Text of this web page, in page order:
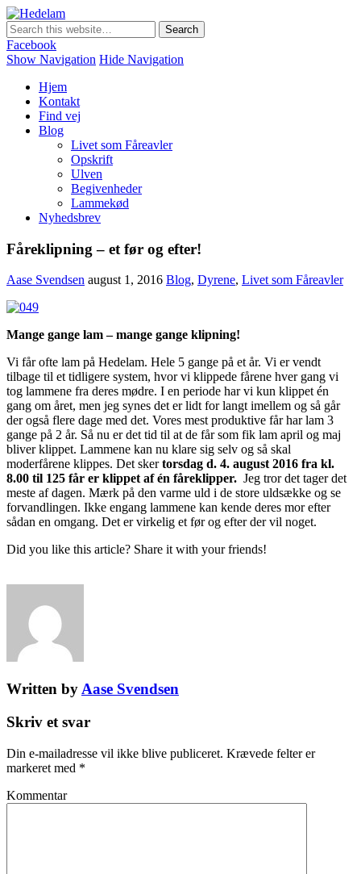
Danmarks bedste lammekød Direkte fra den Sønderjyske hede
Facebook
Show Navigation Hide Navigation
Hjem
Kontakt
Find vej
Blog
Livet som Fåreavler
Opskrift
Ulven
Begivenheder
Lammekød
Nyhedsbrev
Fåreklipning – et før og efter!
Aase Svendsen august 1, 2016 Blog, Dyrene, Livet som Fåreavler
Mange gange lam – mange gange klipning!
Vi får ofte lam på Hedelam. Hele 5 gange på et år. Vi er vendt
tilbage til et tidligere system, hvor vi klippede fårene hver gang vi
tog lammene fra deres mødre. I en periode har vi kun klippet én
gang om året, men jeg synes det er lidt for langt imellem og så går
der også flere dage med det. Vores mest produktive får har lam 3
gange på 2 år. Så nu er det tid til at de får som fik lam april og maj
bliver klippet. Lammene kan nu klare sig selv og så skal
moderfårene klippes. Det skertorsdag d. 4. august 2016 fra kl.
8.00 til 125 får er klippet af én fåreklipper. Jeg tror det tager det
meste af dagen. Mærk på den varme uld i de store uldsække og se
forvandlingen. Ikke engang lammene kan kende deres mor efter
sådan en omgang. Det er virkelig et før og efter der vil noget.
Did you like this article? Share it with your friends!
Written by Aase Svendsen
Skriv et svar
Din e-mailadresse vil ikke blive publiceret. Krævede felter er
markeret med *
Kommentar